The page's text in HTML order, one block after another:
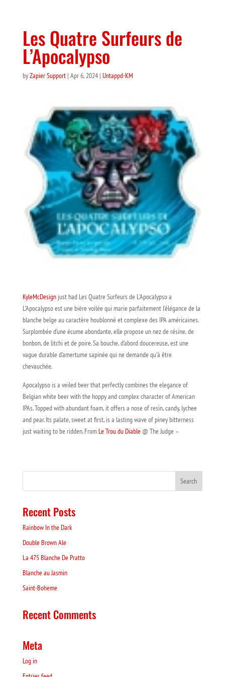
Les Quatre Surfeurs de
L’Apocalypso
byZapier Support| Apr 6, 2024| Untappd-KM
KyleMcDesignjust had Les Quatre Surfeurs de L’Apocalypso a
L’Apocalypso est une bière voilée qui marie parfaitement l’élégance de la
blanche belge au caractère houblonné et complexe des IPA américaines.
Surplombée d’une écume abondante, elle propose un nez de résine, de
bonbon, de litchi et de poire. Sa bouche, d’abord doucereuse, est une
vague durable d’amertume sapinée qui ne demande qu’à être
chevauchée.
Apocalypso is a veiled beer that perfectly combines the elegance of
Belgian white beer with the hoppy and complex character of American
IPAs. Topped with abundant foam, it offers a nose of resin, candy, lychee
and pear. Its palate, sweet at first, is a lasting wave of piney bitterness
just waiting to be ridden. FromLe Trou du Diable@ The Judge –
Recent Posts
Rainbow In the Dark
Double Brown Ale
La 475 Blanche De Pratto
Blanche au Jasmin
Saint-Boheme
Recent Comments
Meta
Log in